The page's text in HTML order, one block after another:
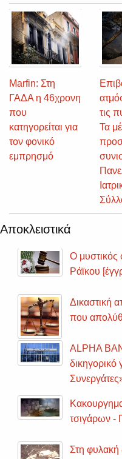
Marfin: Στη
ΓΑΔΑ η 46χρονη
που
κατηγορείται για
τον φονικό
εμπρησμό
τις
Τα
Αποκλειστικά
Ο μυστικός
Ράϊκου
Δικαστική
που
ALPHA
δικηγορικό
τσιγάρων -
Στη φυλακή